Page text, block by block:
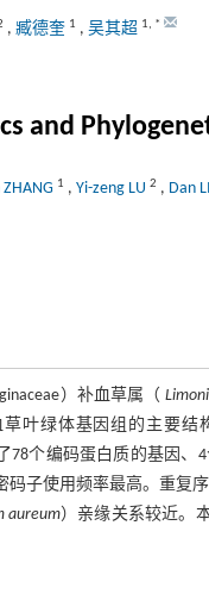
, 臧德奎 1 , 吴其超 1, *
and
1 , Yi-zeng LU 2 , Dan
）补血草属（
叶绿体基因组的主要结
78个编码蛋白质的基因
子使用频率最高。重复
aureum）亲缘关系较近。